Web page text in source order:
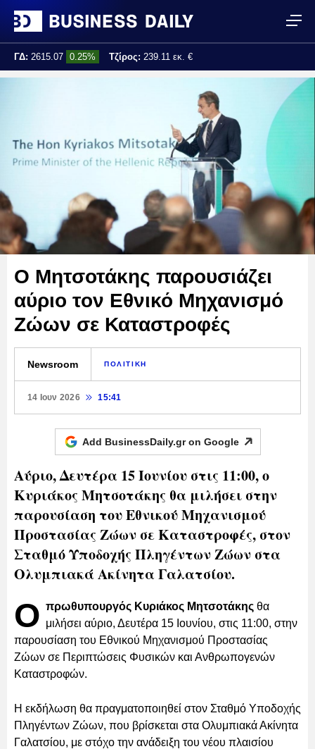
ΓΔ: 2615.07 0.25% Τζίρος: 239.11 εκ. €
Ο Μητσοτάκης παρουσιάζει
αύριο τον Εθνικό Μηχανισμό
Ζώων σε Καταστροφές
Newsroom ΠΟΛΙΤΙΚΗ
14 Ιουν 2026 15:41
Add BusinessDaily.gr on Google
Αύριο, Δευτέρα 15 Ιουνίου στις 11:00, ο
Κυριάκος Μητσοτάκης θα μιλήσει στην
παρουσίαση του Εθνικού Μηχανισμού
Προστασίας Ζώων σε Καταστροφές, στον
Σταθμό Υποδοχής Πληγέντων Ζώων στα
Ολυμπιακά Ακίνητα Γαλατσίου.
Ο πρωθυπουργός Κυριάκος Μητσοτάκης θα
μιλήσει αύριο, Δευτέρα 15 Ιουνίου, στις 11:00, στην
παρουσίαση του Εθνικού Μηχανισμού Προστασίας
Ζώων σε Περιπτώσεις Φυσικών και Ανθρωπογενών
Καταστροφών.
Η εκδήλωση θα πραγματοποιηθεί στον Σταθμό Υποδοχής
Πληγέντων Ζώων, που βρίσκεται στα Ολυμπιακά Ακίνητα
Γαλατσίου, με στόχο την ανάδειξη του νέου πλαισίου